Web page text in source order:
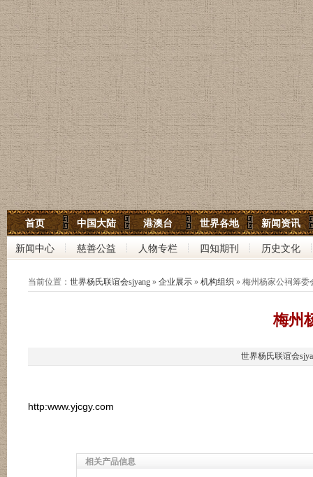
世界杨氏宗亲网
世界杨氏联谊会
中华杨氏大宗祠
首页 中国大陆 港澳台 世界各地 新闻资讯
新闻中心 慈善公益 人物专栏 四知期刊 历史文化
当前位置： 世界杨氏联谊会sjyang » 企业展示 » 机构组织 » 梅州杨家公祠筹委
梅州
世界杨氏联谊会
http:www.yjcgy.com
相关产品信息